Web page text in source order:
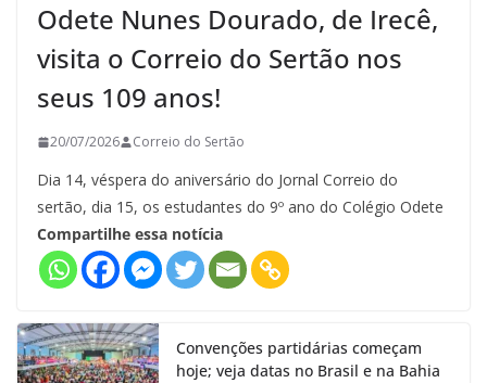
Odete Nunes Dourado, de Irecê,
visita o Correio do Sertão nos
seus 109 anos!
20/07/2026 Correio do Sertão
Dia 14, véspera do aniversário do Jornal Correio do
sertão, dia 15, os estudantes do 9º ano do Colégio Odete
Compartilhe essa notícia
Convenções partidárias começam
hoje; veja datas no Brasil e na Bahia